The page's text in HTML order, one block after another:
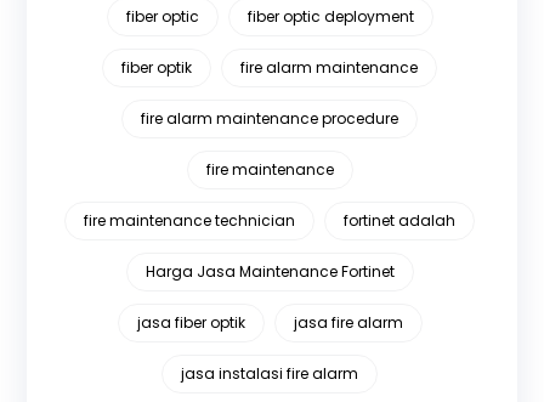
fiber optic fiber optic deployment
fiber optik fire alarm maintenance
fire alarm maintenance procedure
fire maintenance
fire maintenance technician fortinet adalah
Harga Jasa Maintenance Fortinet
jasa fiber optik jasa fire alarm
jasa instalasi fire alarm